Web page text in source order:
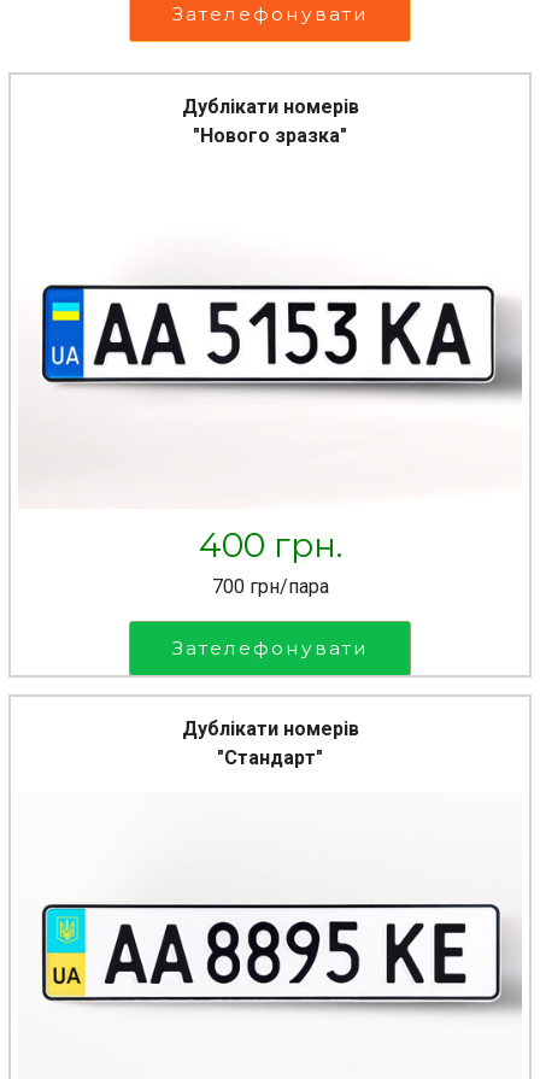
Зателефонувати
Дублікати номерів
"Нового зразка"
400 грн.
700 грн/пара
Зателефонувати
Дублікати номерів
"Стандарт"